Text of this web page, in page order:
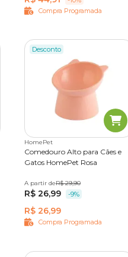
Compra Programada
Desconto
HomePet
Comedouro Alto para Cães e
Gatos HomePet Rosa
500 ml
A partir deR$ 29,90
R$ 26,99 -9%
R$ 26,99
Compra Programada